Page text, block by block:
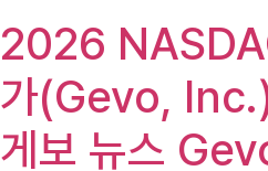
2026
가(Gevo,
게보 뉴스